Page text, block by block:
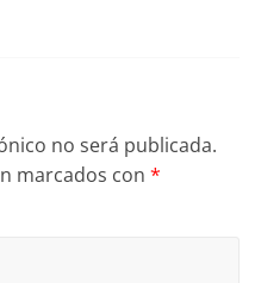
no será publicada.
marcados con*